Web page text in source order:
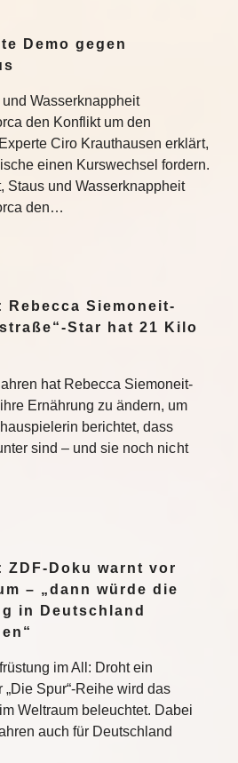
Demo gegen
Wasserknappheit
den Konflikt um den
Ciro Krauthausen erklärt,
einen Kurswechsel fordern.
Staus und Wasserknappheit
den…
Rebecca Siemoneit-
Star hat 21 Kilo
hat Rebecca Siemoneit-
Ernährung zu ändern, um
berichtet, dass
sind – und sie noch nicht
ZDF-Doku warnt vor
– „dann würde die
in Deutschland
im All: Droht ein
„Die Spur“-Reihe wird das
Weltraum beleuchtet. Dabei
auch für Deutschland